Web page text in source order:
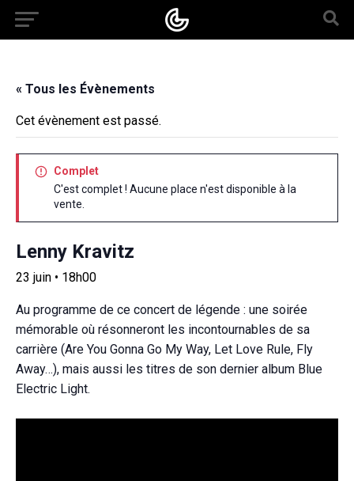
« Tous les Évènements
Cet évènement est passé.
Complet
C'est complet ! Aucune place n'est disponible à la
vente.
Lenny Kravitz
23 juin • 18h00
Au programme de ce concert de légende : une soirée
mémorable où résonneront les incontournables de sa
carrière (Are You Gonna Go My Way, Let Love Rule, Fly
Away…), mais aussi les titres de son dernier album Blue
Electric Light.